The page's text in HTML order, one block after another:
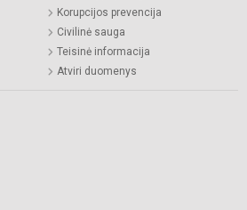
Korupcijos prevencija
Civilinė sauga
Teisinė informacija
Atviri duomenys